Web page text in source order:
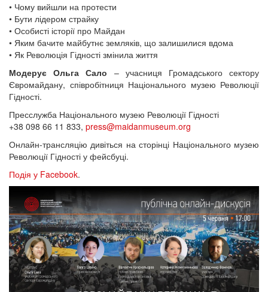
• Чому вийшли на протести
• Бути лідером страйку
• Особисті історії про Майдан
• Яким бачите майбутнє земляків, що залишилися вдома
• Як Революція Гідності змінила життя
Модерує Ольга Сало – учасниця Громадського сектору
Євромайдану, співробітниця Національного музею Революції
Гідності.
Пресслужба Національного музею Революції Гідності
+38 098 66 11 833, press@maidanmuseum.org
Онлайн-трансляцію дивіться на сторінці Національного музею
Революції Гідності у фейсбуці.
Подія у Facebook.